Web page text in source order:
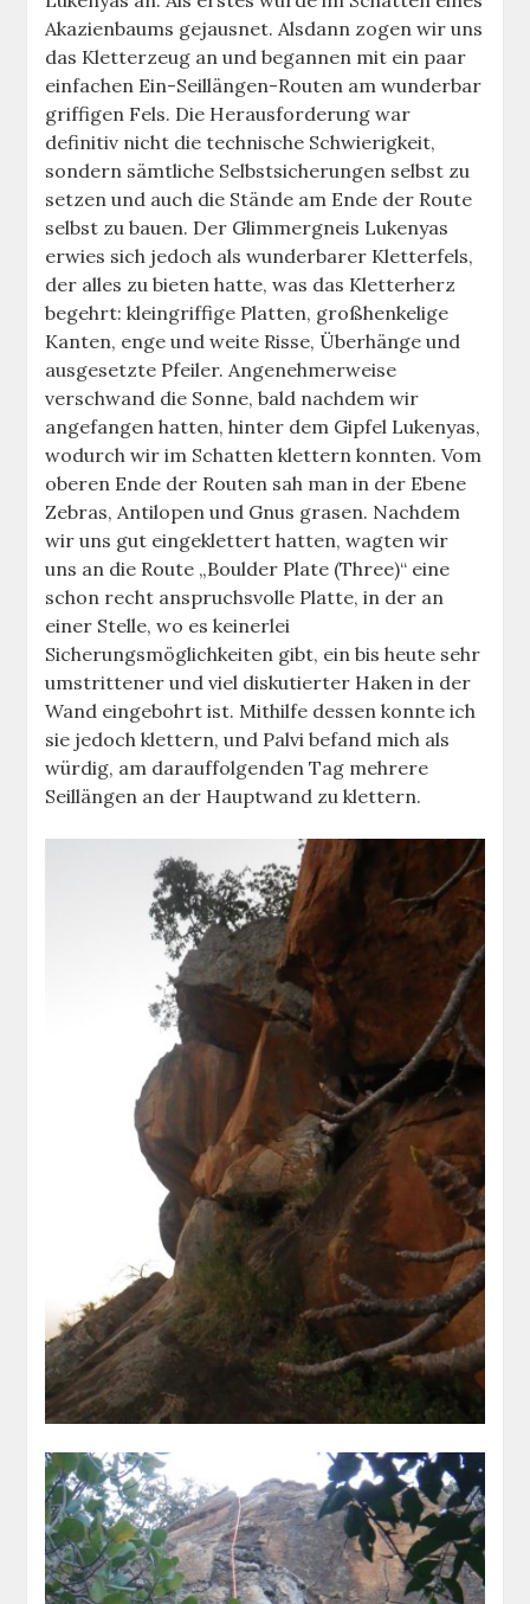
Akazienbaums gejausnet. Alsdann zogen wir uns
das Kletterzeug an und begannen mit ein paar
einfachen Ein-Seillängen-Routen am wunderbar
griffigen Fels. Die Herausforderung war
definitiv nicht die technische Schwierigkeit,
sondern sämtliche Selbstsicherungen selbst zu
setzen und auch die Stände am Ende der Route
selbst zu bauen. Der Glimmergneis Lukenyas
erwies sich jedoch als wunderbarer Kletterfels,
der alles zu bieten hatte, was das Kletterherz
begehrt: kleingriffige Platten, großhenkelige
Kanten, enge und weite Risse, Überhänge und
ausgesetzte Pfeiler. Angenehmerweise
verschwand die Sonne, bald nachdem wir
angefangen hatten, hinter dem Gipfel Lukenyas,
wodurch wir im Schatten klettern konnten. Vom
oberen Ende der Routen sah man in der Ebene
Zebras, Antilopen und Gnus grasen. Nachdem
wir uns gut eingeklettert hatten, wagten wir
uns an die Route „Boulder Plate (Three)“ eine
schon recht anspruchsvolle Platte, in der an
einer Stelle, wo es keinerlei
Sicherungsmöglichkeiten gibt, ein bis heute sehr
umstrittener und viel diskutierter Haken in der
Wand eingebohrt ist. Mithilfe dessen konnte ich
sie jedoch klettern, und Palvi befand mich als
würdig, am darauffolgenden Tag mehrere
Seillängen an der Hauptwand zu klettern.